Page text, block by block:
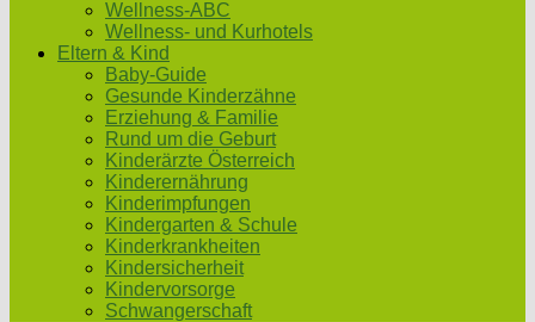
Wellness-ABC
Wellness- und Kurhotels
Eltern & Kind
Baby-Guide
Gesunde Kinderzähne
Erziehung & Familie
Rund um die Geburt
Kinderärzte Österreich
Kinderernährung
Kinderimpfungen
Kindergarten & Schule
Kinderkrankheiten
Kindersicherheit
Kindervorsorge
Schwangerschaft